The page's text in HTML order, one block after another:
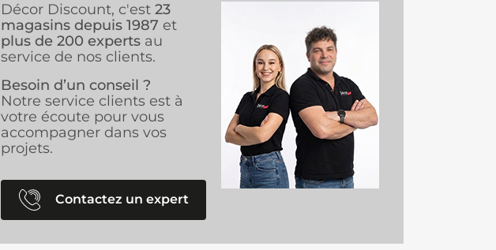
Décor Discount, c'est 23
magasins depuis 1987 et
plus de 200 experts au
service de nos clients.
Besoin d’un conseil ?
Notre service clients est à
votre écoute pour vous
accompagner dans vos
projets.
Contactez un expert